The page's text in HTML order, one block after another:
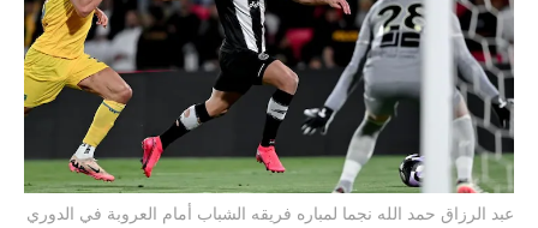
عبد الرزاق حمد الله نجما لمباره فريقه الشباب أمام العروبة في الدوري